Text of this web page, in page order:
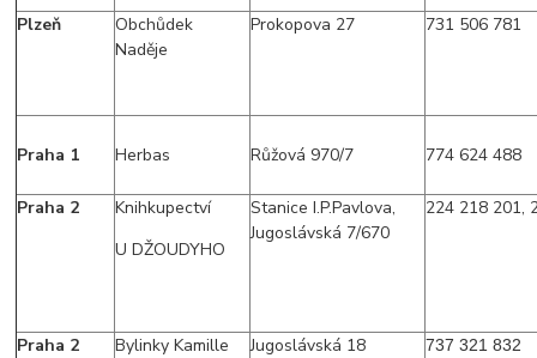
Plzeň
Obchůdek
Naděje
Prokopova 27 731 506 781
Praha 1 Herbas Růžová 970/7 774 624 488
Praha 2
Knihkupectví
U DŽOUDYHO
Stanice I.P.Pavlova,
Jugoslávská 7/670
224 218 201,
Praha 2 Bylinky Kamille Jugoslávská 18 737 321 832